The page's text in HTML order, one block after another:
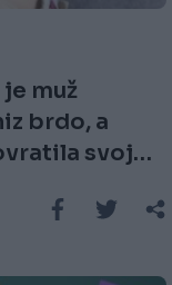
muž
brdo, a
svoj